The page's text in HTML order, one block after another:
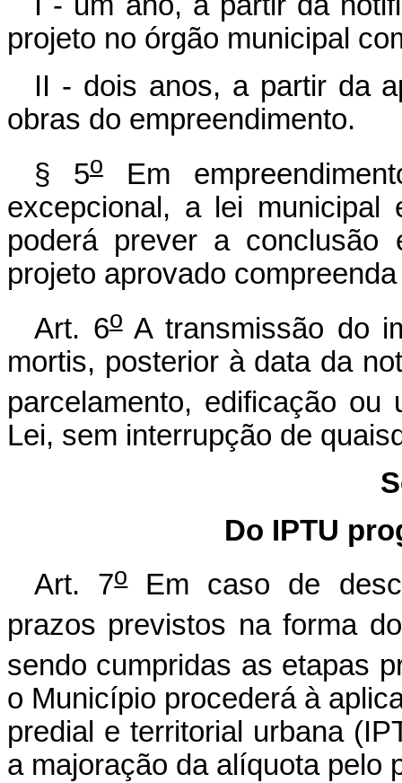
projeto no órgão municipal
II - dois anos, a partir da
obras do empreendimento.
§ 5oEm
excepcional, a lei
poderá prever a conclusão
projeto aprovado
Art. 6oA transmissão do
mortis, posterior à data da
parcelamento, edificação
Lei, sem interrupção de
Do IPTU
Art. 7o
Em caso de
prazos previstos na forma
sendo cumpridas as etapas
o Município procederá à
predial e territorial urbana
a majoração da alíquota pelo